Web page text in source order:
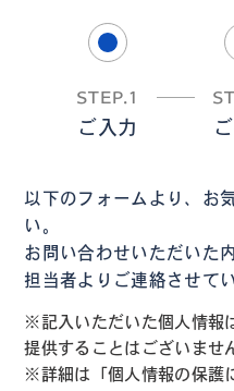
STEP.1
ご入力
以下のフォームより、お
い。
お問い合わせいただいた
担当者よりご連絡させて
※記入いただいた個人情報
提供することはございませ
※詳細は「個人情報の保護